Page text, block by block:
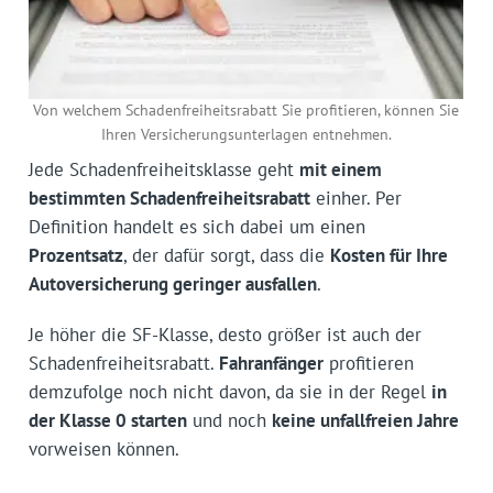
Von welchem Schadenfreiheitsrabatt Sie profitieren, können Sie
Ihren Versicherungsunterlagen entnehmen.
Jede Schadenfreiheitsklasse geht mit einem
bestimmten Schadenfreiheitsrabatteinher. Per
Definition handelt es sich dabei um einen
Prozentsatz, der dafür sorgt, dass die Kosten für Ihre
Autoversicherung geringer ausfallen.
Je höher die SF-Klasse, desto größer ist auch der
Schadenfreiheitsrabatt. Fahranfängerprofitieren
demzufolge noch nicht davon, da sie in der Regel in
der Klasse 0 startenund noch keine unfallfreien Jahre
vorweisen können.